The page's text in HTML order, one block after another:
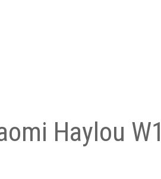
Haylou W1